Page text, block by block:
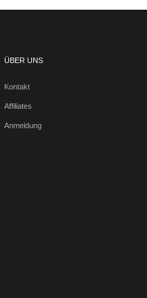
ÜBER UNS
Kontakt
Affiliates
Anmeldung